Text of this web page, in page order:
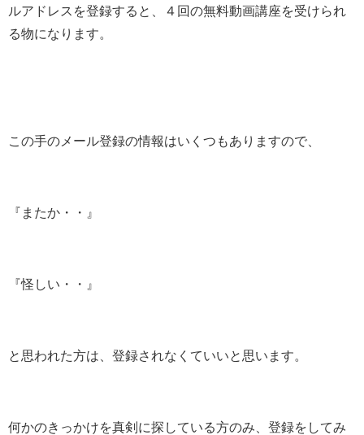
ルアドレスを登録すると、４回の無料動画講座を受けられ
る物になります。
この手のメール登録の情報はいくつもありますので、
『またか・・』
『怪しい・・』
と思われた方は、登録されなくていいと思います。
何かのきっかけを真剣に探している方のみ、登録をしてみ